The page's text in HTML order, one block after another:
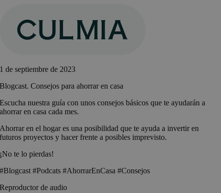
contenido
1 de septiembre de 2023
Blogcast. Consejos para ahorrar en casa
Escucha nuestra guía con unos consejos básicos que te ayudarán a
ahorrar en casa cada mes.
Ahorrar en el hogar es una posibilidad que te ayuda a invertir en
futuros proyectos y hacer frente a posibles imprevisto.
¡No te lo pierdas!
#Blogcast #Podcats #AhorrarEnCasa #Consejos
Reproductor de audio